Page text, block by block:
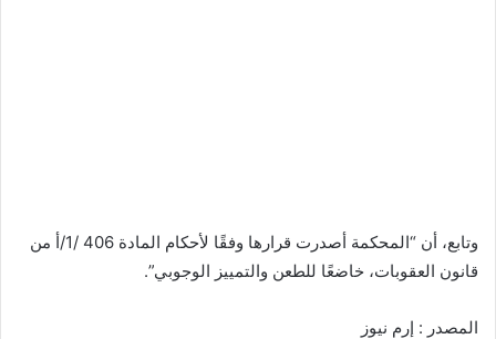
وتابع، أن “المحكمة أصدرت قرارها وفقًا لأحكام المادة 406 /1/أ من
قانون العقوبات، خاضعًا للطعن والتمييز الوجوبي”.
المصدر : إرم نيوز